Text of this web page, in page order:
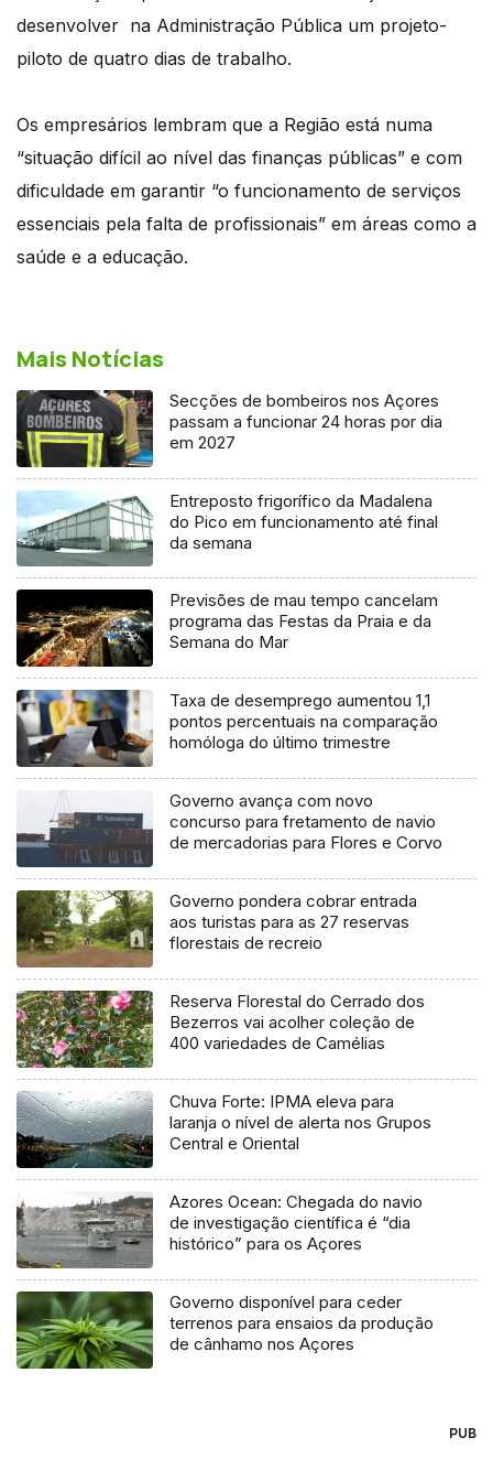
desenvolver na Administração Pública um projeto-
piloto de quatro dias de trabalho.
Os empresários lembram que a Região está numa
“situação difícil ao nível das finanças públicas” e com
dificuldade em garantir “o funcionamento de serviços
essenciais pela falta de profissionais” em áreas como a
saúde e a educação.
Mais Notícias
Secções de bombeiros nos Açores
passam a funcionar 24 horas por dia
em 2027
Entreposto frigorífico da Madalena
do Pico em funcionamento até final
da semana
Previsões de mau tempo cancelam
programa das Festas da Praia e da
Semana do Mar
Taxa de desemprego aumentou 1,1
pontos percentuais na comparação
homóloga do último trimestre
Governo avança com novo
concurso para fretamento de navio
de mercadorias para Flores e Corvo
Governo pondera cobrar entrada
aos turistas para as 27 reservas
florestais de recreio
Reserva Florestal do Cerrado dos
Bezerros vai acolher coleção de
400 variedades de Camélias
Chuva Forte: IPMA eleva para
laranja o nível de alerta nos Grupos
Central e Oriental
Azores Ocean: Chegada do navio
de investigação científica é “dia
histórico” para os Açores
Governo disponível para ceder
terrenos para ensaios da produção
de cânhamo nos Açores
PUB